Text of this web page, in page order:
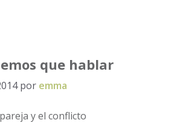
que hablar
por emma
y el conflicto